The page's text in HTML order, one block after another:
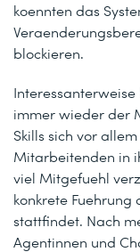
koennten das
blockieren.
immer wieder der
Skills sich vor
Mitarbeitenden in
viel Mitgefuehl
konkrete Fuehrung
stattfindet. Nach
Agentinnen und